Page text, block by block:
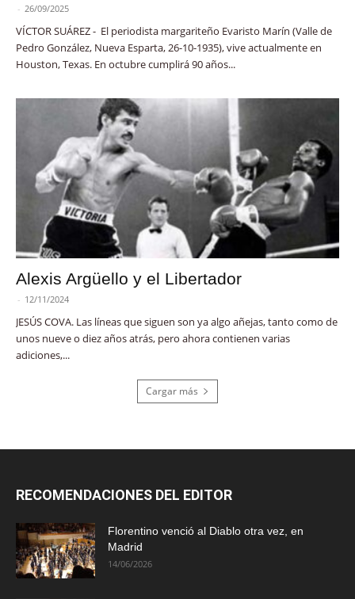
- 26/09/2025
VÍCTOR SUÁREZ - El periodista margariteño Evaristo Marín (Valle de
Pedro González, Nueva Esparta, 26-10-1935), vive actualmente en
Houston, Texas. En octubre cumplirá 90 años...
Alexis Argüello y el Libertador
- 12/11/2024
JESÚS COVA. Las líneas que siguen son ya algo añejas, tanto como de
unos nueve o diez años atrás, pero ahora contienen varias
adiciones,...
Cargar más
RECOMENDACIONES DEL EDITOR
Florentino venció al Diablo otra vez, en
Madrid
14/06/2026